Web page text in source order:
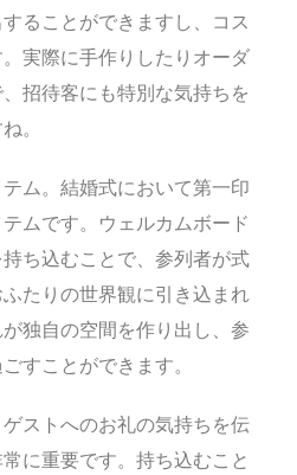
ることができますし、コス
実際に手作りしたりオーダ
招待客にも特別な気持ちを
。
ム。結婚式において第一印
ムです。ウェルカムボード
ち込むことで、参列者が式
たりの世界観に引き込まれ
独自の空間を作り出し、参
すことができます。
ストへのお礼の気持ちを伝
に重要です。持ち込むこと